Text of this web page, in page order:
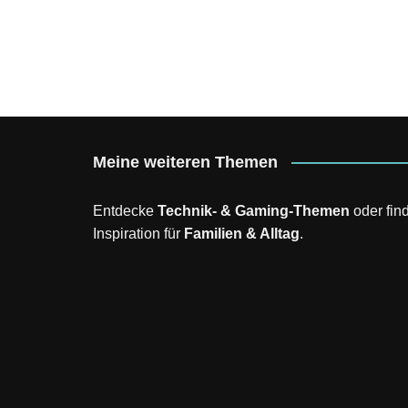
Meine weiteren Themen
Entdecke Technik- & Gaming-Themen oder
Inspiration für Familien & Alltag.